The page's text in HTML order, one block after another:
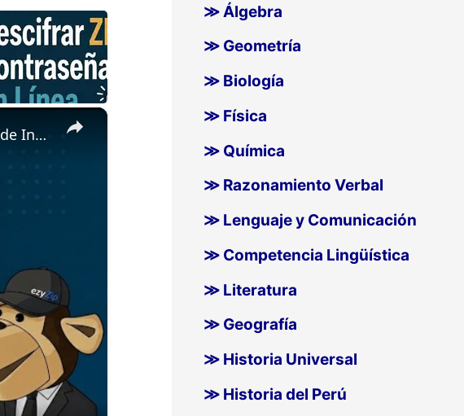
×
📦 Cómo Descifrar Contraseña RAR en Línea Gratis | Sin Necesidad de Instalar Software
≫ Álgebra
≫ Geometría
≫ Biología
≫ Física
≫ Química
≫ Razonamiento Verbal
≫ Lenguaje y Comunicación
≫ Competencia Lingüística
≫ Literatura
≫ Geografía
≫ Historia Universal
≫ Historia del Perú